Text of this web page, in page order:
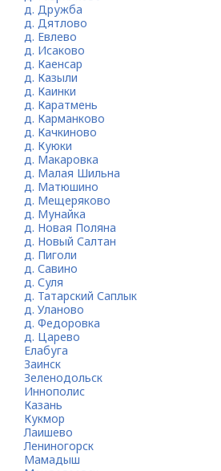
д. Дружба
д. Дятлово
д. Евлево
д. Исаково
д. Каенсар
д. Казыли
д. Каинки
д. Каратмень
д. Карманково
д. Качкиново
д. Куюки
д. Макаровка
д. Малая Шильна
д. Матюшино
д. Мещеряково
д. Мунайка
д. Новая Поляна
д. Новый Салтан
д. Пиголи
д. Савино
д. Суля
д. Татарский Саплык
д. Уланово
д. Федоровка
д. Царево
Елабуга
Заинск
Зеленодольск
Иннополис
Казань
Кукмор
Лаишево
Лениногорск
Мамадыш